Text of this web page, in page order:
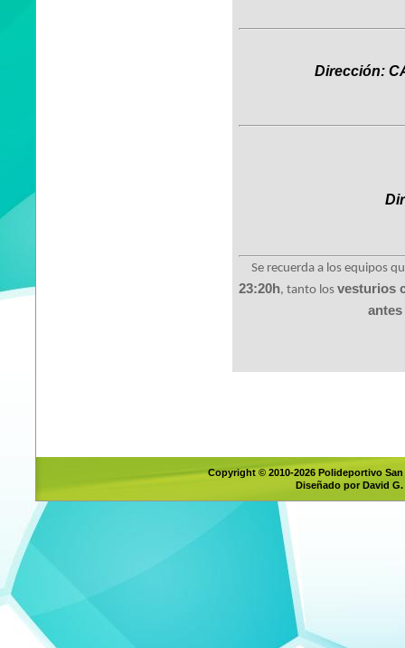
Dirección:
Se recuerda a los equipos
23:20h, tanto los vesturios
antes
Copyright © 2010-2026 Polideportivo
Diseñado por David